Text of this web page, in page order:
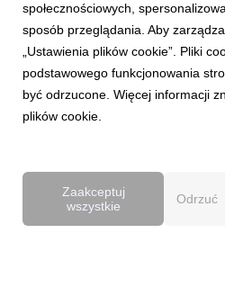
Dentsu wzmacnia
Transformation w Polsce
27 kwietnia 2026
Dentsu rozwija w Polsce
Transformation (BX), wzmacniając
transformacji biznesowej w erze AI.
społecznościowych,
sposób przeglądania. Aby
„Ustawienia plików cookie”. Pliki
podstawowego funkcjonowania
być odrzucone. Więcej informacji
plików cookie.
Zaakceptuj
wszystkie
Odrzuć